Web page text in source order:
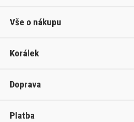
Vše o nákupu
Korálek
Doprava
Platba